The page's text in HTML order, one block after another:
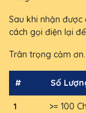
Sau khi nhận
cách gọi điện lại
Trân trọng cảm ơn.
# Số
1 >= 100